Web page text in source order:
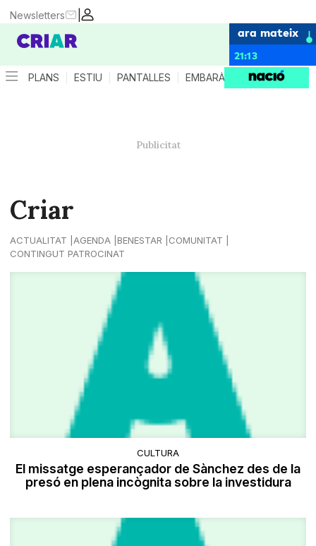
|
Newsletters
ara mateix
21:13
PLANS ESTIU PANTALLES EMBARÀS CRIANÇA
Criar
ACTUALITAT AGENDA BENESTAR
COMUNITAT
CONTINGUT PATROCINAT
CULTURA
El missatge esperançador de Sànchez des de la
presó en plena incògnita sobre la investidura